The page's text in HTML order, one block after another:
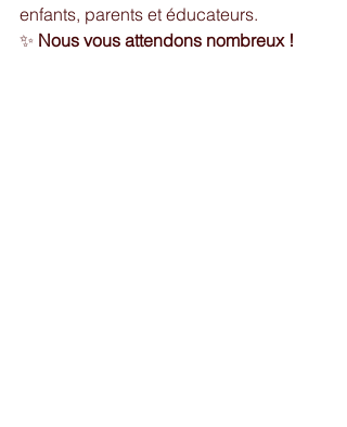
enfants, parents et éducateurs.
✨ Nous vous attendons nombreux !